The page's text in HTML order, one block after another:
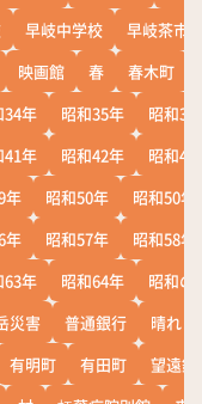
早岐中学校
早岐茶市
映画館 春 春木町
34年 昭和35年
昭和36
41年 昭和42年
昭和43
年 昭和50年
昭和50年
年 昭和57年
昭和58年
63年 昭和64年
昭和の
災害 普通銀行
晴れ
有明町 有田町
望遠鏡